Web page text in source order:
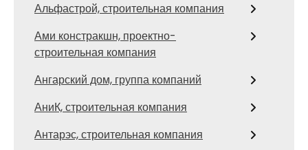
Альфастрой, строительная компания
Ами констракшн, проектно-
строительная компания
Ангарский дом, группа компаний
АниК, строительная компания
Антарэс, строительная компания